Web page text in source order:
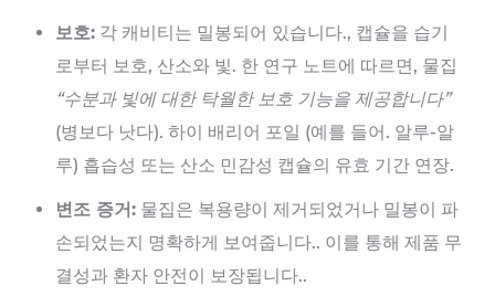
보호: 각 캐비티는 밀봉되어 있습니다., 캡슐을 습기
로부터 보호, 산소와 빛. 한 연구 노트에 따르면, 물집
“수분과 빛에 대한 탁월한 보호 기능을 제공합니다”
(병보다 낫다). 하이 배리어 포일 (예를 들어. 알루-알
루) 흡습성 또는 산소 민감성 캡슐의 유효 기간 연장.
변조 증거: 물집은 복용량이 제거되었거나 밀봉이 파
손되었는지 명확하게 보여줍니다.. 이를 통해 제품 무
결성과 환자 안전이 보장됩니다..